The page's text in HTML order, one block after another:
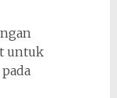
untuk